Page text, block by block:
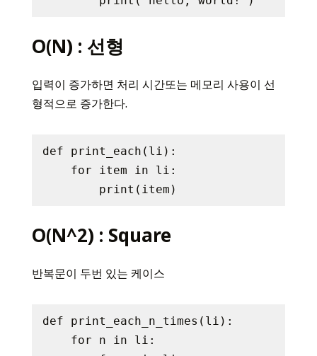
O(N) : 선형
입력이 증가하면 처리 시간또는 메모리 사용이 선
형적으로 증가한다.
def print_each(li):
O(N^2) : Square
반복문이 두번 있는 케이스
def print_each_n_times(li):